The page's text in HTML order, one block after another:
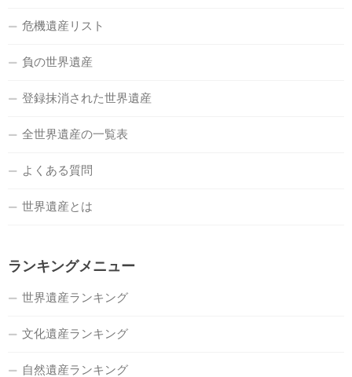
危機遺産リスト
負の世界遺産
登録抹消された世界遺産
全世界遺産の一覧表
よくある質問
世界遺産とは
ランキングメニュー
世界遺産ランキング
文化遺産ランキング
自然遺産ランキング